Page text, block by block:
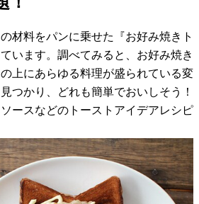
材料をパンに乗せた『お好み焼きト
います。調べてみると、お好み焼き
上にあらゆる料理が盛られている変
つかり、どれも簡単でおいしそう！
ースなどのトーストアイデアレシピ